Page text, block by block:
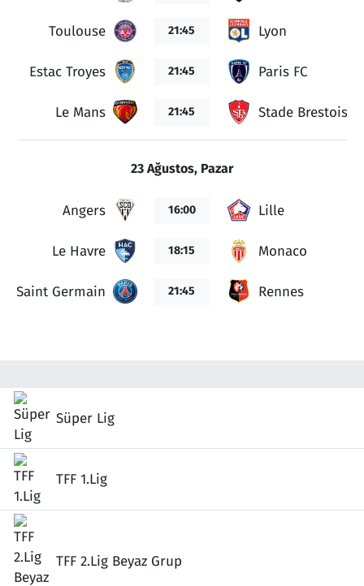
Toulouse 21:45 Lyon
Estac Troyes 21:45 Paris FC
Le Mans 21:45 Stade Brestois
23 Ağustos, Pazar
Angers 16:00 Lille
Le Havre 18:15 Monaco
Saint Germain 21:45 Rennes
Süper Lig
TFF 1.Lig
TFF 2.Lig Beyaz Grup